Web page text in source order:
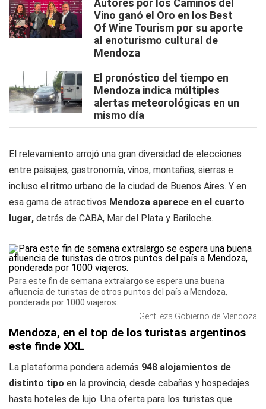
Autores por los Caminos del
Vino ganó el Oro en los Best
Of Wine Tourism por su aporte
al enoturismo cultural de
Mendoza
El pronóstico del tiempo en
Mendoza indica múltiples
alertas meteorológicas en un
mismo día
El relevamiento arrojó una gran diversidad de elecciones
entre paisajes, gastronomía, vinos, montañas, sierras e
incluso el ritmo urbano de la ciudad de Buenos Aires. Y en
esa gama de atractivos Mendoza aparece en el cuarto
lugar, detrás de CABA, Mar del Plata y Bariloche.
Para este fin de semana extralargo se espera una buena
afluencia de turistas de otros puntos del país a Mendoza,
ponderada por 1000 viajeros.
Gentileza Gobierno de Mendoza
Mendoza, en el top de los turistas argentinos
este finde XXL
La plataforma pondera además 948 alojamientos de
distinto tipo en la provincia, desde cabañas y hospedajes
hasta hoteles de lujo. Una oferta para los turistas que